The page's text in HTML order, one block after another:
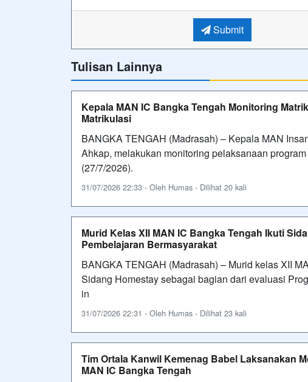
Submit
Tulisan Lainnya
Kepala MAN IC Bangka Tengah Monitoring
Matrikulasi
BANGKA TENGAH (Madrasah) – Kepala MAN
Ahkap, melakukan monitoring pelaksanaan
(27/7/2026).
31/07/2026 22:33 - Oleh Humas - Dilihat 20 kali
Murid Kelas XII MAN IC Bangka Tengah Ikuti
Pembelajaran Bermasyarakat
BANGKA TENGAH (Madrasah) – Murid kelas XII
Sidang Homestay sebagai bagian dari evaluasi
in
31/07/2026 22:31 - Oleh Humas - Dilihat 23 kali
Tim Ortala Kanwil Kemenag Babel Laksanakan
MAN IC Bangka Tengah